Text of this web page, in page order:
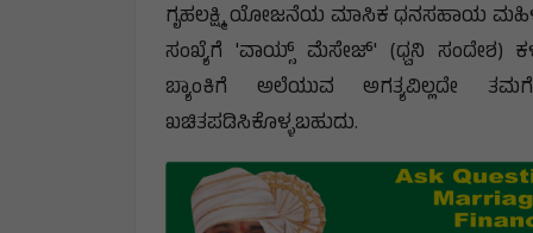
ಗೃಹಲಕ್ಷ್ಮಿ ಯೋಜನೆಯ ಮಾಸಿಕ ಧನಸಹಾಯ
ಸಂಖ್ಯೆಗೆ 'ವಾಯ್ಸ್ ಮೆಸೇಜ್' (ಧ್ವನಿ ಸಂದೇಶ)
ಬ್ಯಾಂಕಿಗೆ ಅಲೆಯುವ ಅಗತ್ಯವಿಲ್ಲದೇ
ಖಚಿತಪಡಿಸಿಕೊಳ್ಳಬಹುದು.